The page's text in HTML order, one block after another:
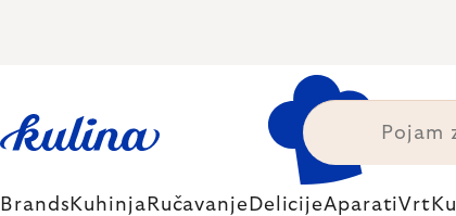
Brands Kuhinja Ručavanje DelicijeAparatiVrt